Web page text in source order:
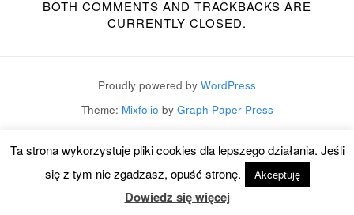
BOTH COMMENTS AND TRACKBACKS ARE
CURRENTLY CLOSED.
Proudly powered by WordPress
Theme: Mixfolio by Graph Paper Press
Ta strona wykorzystuje pliki cookies dla lepszego działania. Jeśli
się z tym nie zgadzasz, opuść stronę.
Akceptuję
Dowiedz się więcej